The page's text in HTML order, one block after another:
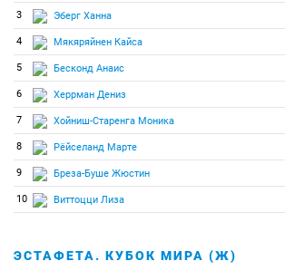
3 Эберг Ханна
4 Мякяряйнен Кайса
5 Бесконд Анаис
6 Херрман Дениз
7 Хойниш-Старенга Моника
8 Рёйселанд Марте
9 Бреза-Буше Жюстин
10 Виттоцци Лиза
ЭСТАФЕТА. КУБОК МИРА (Ж)